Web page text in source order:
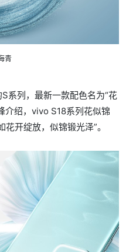
青
系列，最新一款配色名为“花
介绍，vivo S18系列花似锦
开绽放，似锦锻光泽”。